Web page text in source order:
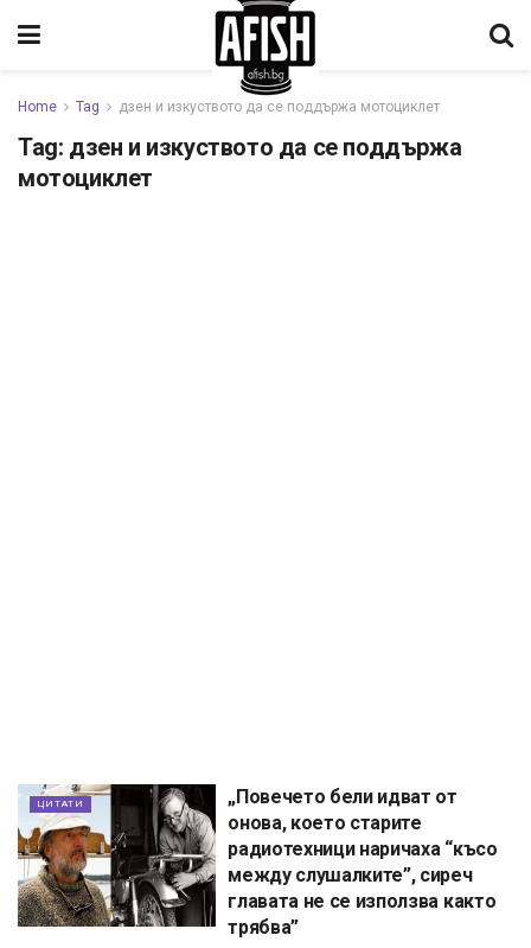
Home Tag дзен и изкуството да се поддържа мотоциклет
Tag: дзен и изкуството да се поддържа
мотоциклет
ЦИТАТИ
„Повечето бели идват от
онова, което старите
радиотехници наричаха “късо
между слушалките”, сиреч
главата не се използва както
трябва”